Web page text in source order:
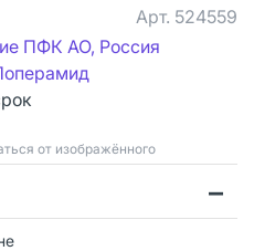
Арт. 524559
ПФК АО, Россия
от изображённого